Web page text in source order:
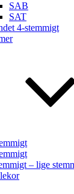
SAB
SAT
4-stemmigt
– lige